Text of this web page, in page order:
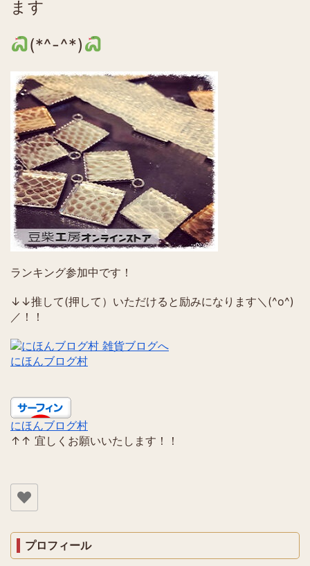
ます
(*^-^*)
ランキング参加中です！
↓↓推して(押して）いただけると励みになります＼(^o^)
／！！
にほんブログ村
にほんブログ村
↑↑ 宜しくお願いいたします！！
プロフィール